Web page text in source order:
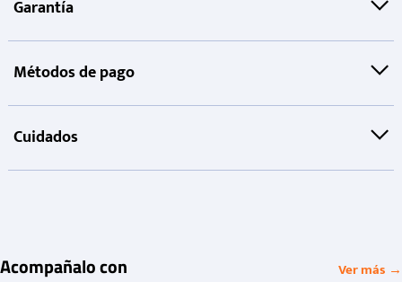
Garantía
Métodos de pago
Cuidados
Acompañalo con Ver más →